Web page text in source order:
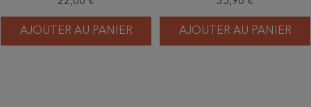
AJOUTER AU PANIER AJOUTER AU PANIER